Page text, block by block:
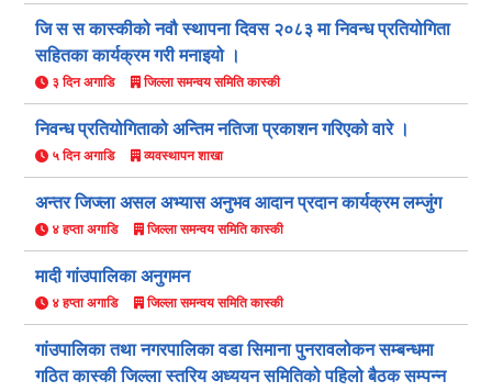
जि स स कास्कीको नवौ स्थापना दिवस २०८३ मा निवन्ध प्रतियोगिता
सहितका कार्यक्रम गरी मनाइयो ।
३ दिन अगाडि जिल्ला समन्वय समिति कास्की
निवन्ध प्रतियोगिताको अन्तिम नतिजा प्रकाशन गरिएको वारे ।
५ दिन अगाडि व्यवस्थापन शाखा
अन्तर जिज्ला असल अभ्यास अनुभव आदान प्रदान कार्यक्रम लम्जुंग
४ हप्ता अगाडि जिल्ला समन्वय समिति कास्की
मादी गांउपालिका अनुगमन
४ हप्ता अगाडि जिल्ला समन्वय समिति कास्की
गांउपालिका तथा नगरपालिका वडा सिमाना पुनरावलोकन सम्बन्धमा
गठित कास्की जिल्ला स्तरिय अध्ययन समितिको पहिलो बैठक सम्पन्न